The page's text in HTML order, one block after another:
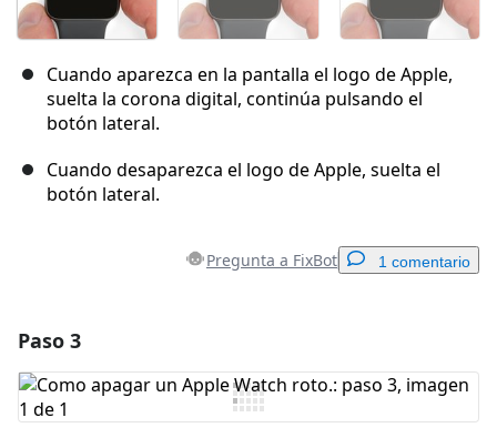
Cuando aparezca en la pantalla el logo de Apple,
suelta la corona digital, continúa pulsando el
botón lateral.
Cuando desaparezca el logo de Apple, suelta el
botón lateral.
Pregunta a FixBot 1 comentario
Agregar Comentario
Paso 3